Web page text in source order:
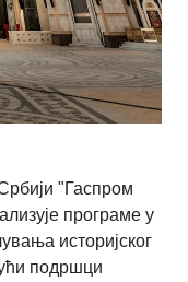
"Гаспром
програме у
историјског
подршци